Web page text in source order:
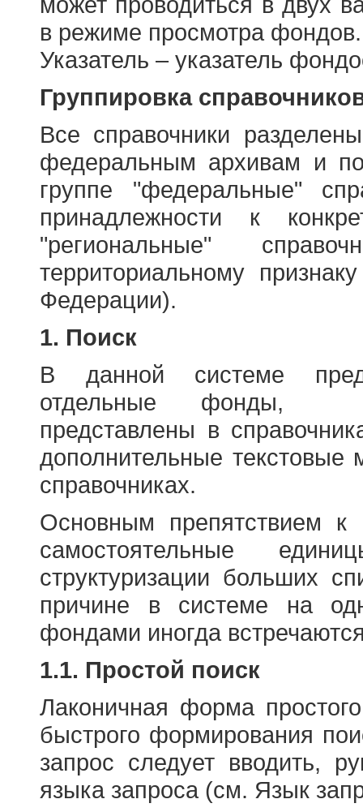
в режиме просмотра фондов.
Указатель – указатель
Группировка
Все справочники
федеральным архивам и
группе "федеральные"
принадлежности к
"региональные"
территориальному
Федерации).
1. Поиск
В данной системе
отдельные фонды,
представлены в
дополнительные
справочниках.
Основным препятствием
самостоятельные
структуризации больших
причине в системе на
фондами иногда
1.1. Простой поиск
Лаконичная форма
быстрого формирования
запрос следует вводить,
языка запроса (см. Язык